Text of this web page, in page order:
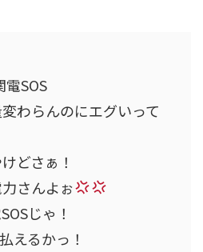
SOS
わらんのにエグいって
どさぁ！
さんよぉ
じゃ！
えるかっ！